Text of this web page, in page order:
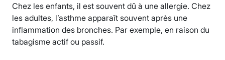
Chez les enfants, il est souvent dû à une allergie. Chez
les adultes, l’asthme apparaît souvent après une
inflammation des bronches. Par exemple, en raison du
tabagisme actif ou passif.